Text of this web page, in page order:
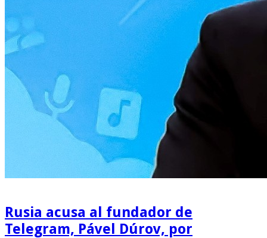
Rusia acusa al fundador de
Telegram, Pável Dúrov, por